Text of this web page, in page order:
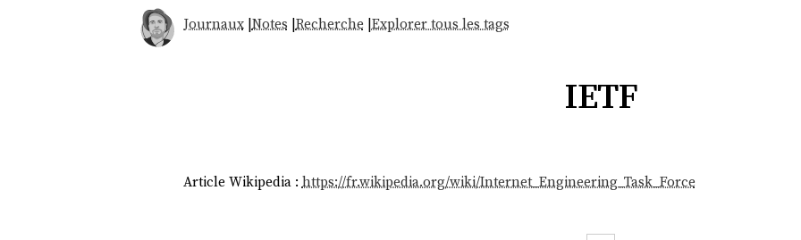
Journaux|Notes |Recherche |Explorer tous les tags
IETF
Article Wikipedia : https://fr.wikipedia.org/wiki/Internet_Engineering_Task_Force